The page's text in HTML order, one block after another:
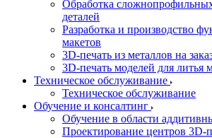
Обработка
деталей
Разработка и производство
макетов
3D-печать из металлов на
3D-печать моделей для литья
Техническое обслуживание
Техническое обслуживание
Обучение и консалтинг
Обучение в области
Проектирование центров 3D-